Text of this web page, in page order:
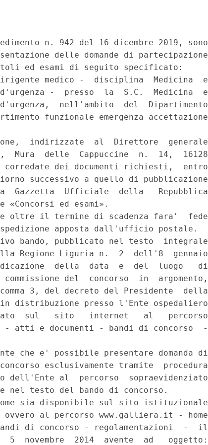
n. 942 del 16 dicembre 2019, sono
delle domande di partecipazione
ed esami di seguito specificato:
medico -  disciplina  Medicina  e
-  presso  la  S.C.  Medicina  e
nell'ambito  del  Dipartimento
funzionale emergenza accettazione
indirizzate  al  Direttore  generale
Mura  delle  Cappuccine  n.  14,  16128
corredate dei documenti richiesti,  entro
successivo a quello di pubblicazione
Gazzetta  Ufficiale  della   Repubblica
ed esami».
oltre il termine di scadenza fara'  fede
apposta dall'ufficio postale.
bando, pubblicato nel testo  integrale
Regione Liguria n.  2  dell'8  gennaio
della  data  e  del  luogo   di
del  concorso  in  argomento,
3, del decreto del Presidente  della
distribuzione presso l'Ente ospedaliero
sul   sito   internet   al   percorso
- atti e documenti - bandi di concorso  -
che e' possibile presentare domanda di
esclusivamente tramite  procedura
al  percorso  sopraevidenziato
nel testo del bando di concorso.
sia disponibile sul sito istituzionale
al percorso www.galliera.it - home
di concorso - regolamentazioni  -  il
5  novembre  2014  avente  ad   oggetto: